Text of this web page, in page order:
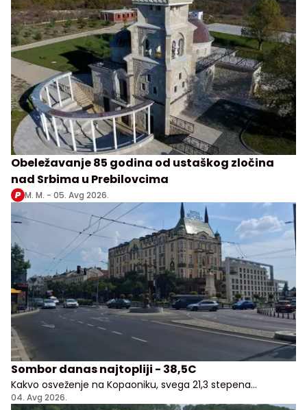
nemaju razloga za brigu
Obeležavanje 85 godina od ustaškog zločina
nad Srbima u Prebilovcima
M. M. - 05. Avg 2026.
Sombor danas najtopliji - 38,5C
Kakvo osveženje na Kopaoniku, svega 21,3 stepena
Celzijusa!
04. Avg 2026.